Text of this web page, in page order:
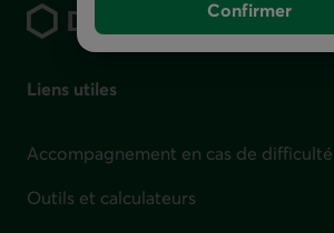
Confirmer
Liens utiles
Accompagnement en cas de
Outils et calculateurs